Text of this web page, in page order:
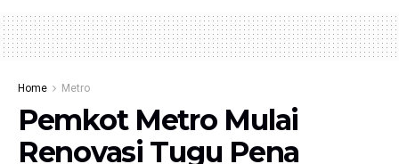
Home Metro
Pemkot Metro Mulai
Renovasi Tugu Pena